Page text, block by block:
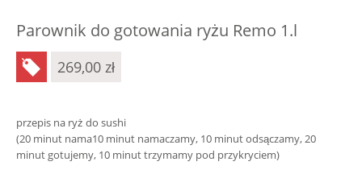
Parownik do gotowania ryżu Remo 1.l
269,00 zł
przepis na ryż do sushi
(20 minut nama10 minut namaczamy, 10 minut odsączamy, 20
minut gotujemy, 10 minut trzymamy pod przykryciem)